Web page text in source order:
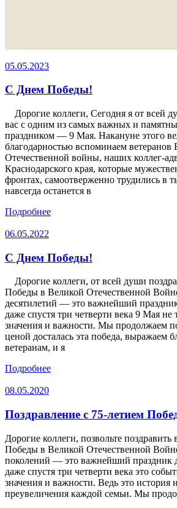
05.05.2023
С Днем Победы!
Дорогие коллеги, Сегодня я от всей
вас с одним из самых важных и
праздником — 9 Мая. Накануне этого
благодарностью вспоминаем ветеранов
Отечественной войны, наших коллег-
Краснодарского края, которые
фронтах, самоотверженно трудились в
навсегда останется в
Подробнее
06.05.2022
С Днем Победы!
Дорогие коллеги, от всей души
Победы в Великой Отечественной
десятилетий — это важнейший
даже спустя три четверти века 9 Мая не
значения и важности. Мы продолжаем
ценой досталась эта победа, выражаем
ветеранам, и я
Подробнее
08.05.2020
Поздравление с 75-летием
Дорогие коллеги, позвольте поздравить
Победы в Великой Отечественной
поколений — это важнейший праздник
даже спустя три четверти века это
значения и важности. Ведь это история
преувеличения каждой семьи. Мы